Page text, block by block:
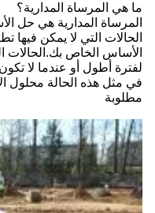
ما هي المرساة المدارية؟
المرساة المدارية هي حل
الحالات التي لا يمكن
الأساس الخاص بك.الحالات
لفترة أطول أو عندما لا
مطلوبة